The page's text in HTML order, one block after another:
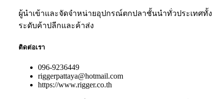
ผู้นำเข้าและจัดจำหน่ายอุปกรณ์ตกปลาชั้นนำทั่วประเทศทั้ง
ระดับค้าปลีกและค้าส่ง
ติดต่อเรา
096-9236449
riggerpattaya@hotmail.com
https://www.rigger.co.th